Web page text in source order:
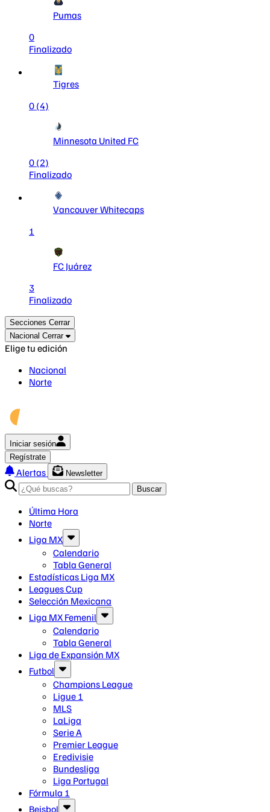
Pumas
0
Finalizado
Tigres
0 (4)
Minnesota United FC
0 (2)
Finalizado
Vancouver Whitecaps
1
FC Juárez
3
Finalizado
Secciones Cerrar
Nacional Cerrar
Elige tu edición
Nacional
Norte
Iniciar sesión
Regístrate
Alertas
Newsletter
Buscar
Última Hora
Norte
Liga MX
Calendario
Tabla General
Estadísticas Liga MX
Leagues Cup
Selección Mexicana
Liga MX Femenil
Calendario
Tabla General
Liga de Expansión MX
Futbol
Champions League
Ligue 1
MLS
LaLiga
Serie A
Premier League
Eredivisie
Bundesliga
Liga Portugal
Fórmula 1
Beisbol